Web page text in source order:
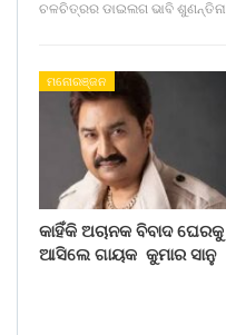
ଚଳଚିତ୍ରର ଡାଇଲଗ ଭାବି
ମନୋରଞ୍ଜନ
କାହିଁକି ଅଚାନକ ବିବାଦ ଘେରକୁ
ଆସିଲେ ଗାୟକ କୁମାର ସାନୁ